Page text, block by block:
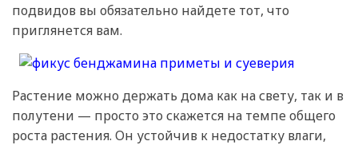
подвидов вы обязательно найдете тот, что
приглянется вам.
Растение можно держать дома как на свету, так и в
полутени — просто это скажется на темпе общего
роста растения. Он устойчив к недостатку влаги,